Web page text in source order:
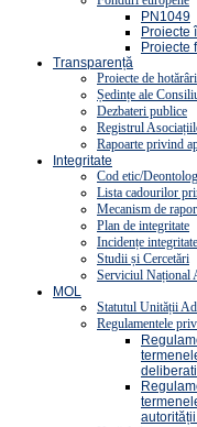
PN1049
Proiecte
Proiecte
Transparență
Proiecte de hotărâri
Ședințe ale
Dezbateri publice
Registrul
Rapoarte privind
Integritate
Cod etic/
Lista cadourilor
Mecanism de
Plan de integritate
Incidențe integritate
Studii și Cercetări
Serviciul Național
MOL
Statutul Unității
Regulamentele